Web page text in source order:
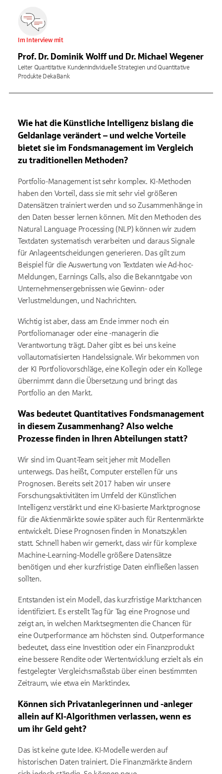
Im Interview mit
Prof. Dr. Dominik Wolff und Dr. Michael Wegener
Leiter Quantitative Kundenindividuelle Strategien und Quantitative
Produkte DekaBank
Wie hat die Künstliche Intelligenz bislang die
Geldanlage verändert – und welche Vorteile
bietet sie im Fondsmanagement im Vergleich
zu traditionellen Methoden?
Portfolio-Management ist sehr komplex. KI-Methoden
haben den Vorteil, dass sie mit sehr viel größeren
Datensätzen trainiert werden und so Zusammenhänge in
den Daten besser lernen können. Mit den Methoden des
Natural Language Processing (NLP) können wir zudem
Textdaten systematisch verarbeiten und daraus Signale
für Anlageentscheidungen generieren. Das gilt zum
Beispiel für die Auswertung von Textdaten wie Ad-hoc-
Meldungen, Earnings Calls, also die Bekanntgabe von
Unternehmensergebnissen wie Gewinn- oder
Verlustmeldungen, und Nachrichten.
Wichtig ist aber, dass am Ende immer noch ein
Portfoliomanager oder eine -managerin die
Verantwortung trägt. Daher gibt es bei uns keine
vollautomatisierten Handelssignale. Wir bekommen von
der KI Portfoliovorschläge, eine Kollegin oder ein Kollege
übernimmt dann die Übersetzung und bringt das
Portfolio an den Markt.
Was bedeutet Quantitatives Fondsmanagement
in diesem Zusammenhang? Also welche
Prozesse finden in Ihren Abteilungen statt?
Wir sind im Quant-Team seit jeher mit Modellen
unterwegs. Das heißt, Computer erstellen für uns
Prognosen. Bereits seit 2017 haben wir unsere
Forschungsaktivitäten im Umfeld der Künstlichen
Intelligenz verstärkt und eine KI-basierte Marktprognose
für die Aktienmärkte sowie später auch für Rentenmärkte
entwickelt. Diese Prognosen finden in Monatszyklen
statt. Schnell haben wir gemerkt, dass wir für komplexe
Machine-Learning-Modelle größere Datensätze
benötigen und eher kurzfristige Daten einfließen lassen
sollten.
Entstanden ist ein Modell, das kurzfristige Marktchancen
identifiziert. Es erstellt Tag für Tag eine Prognose und
zeigt an, in welchen Marktsegmenten die Chancen für
eine Outperformance am höchsten sind. Outperformance
bedeutet, dass eine Investition oder ein Finanzprodukt
eine bessere Rendite oder Wertentwicklung erzielt als ein
festgelegter Vergleichsmaßstab über einen bestimmten
Zeitraum, wie etwa ein Marktindex.
Können sich Privatanlegerinnen und -anleger
allein auf KI-Algorithmen verlassen, wenn es
um ihr Geld geht?
Das ist keine gute Idee. KI-Modelle werden auf
historischen Daten trainiert. Die Finanzmärkte ändern